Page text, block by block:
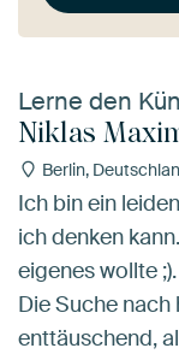
Lerne den
Niklas
Berlin,
Ich bin ein
ich denken
eigenes wollte ;).
Die Suche
enttäuschend,